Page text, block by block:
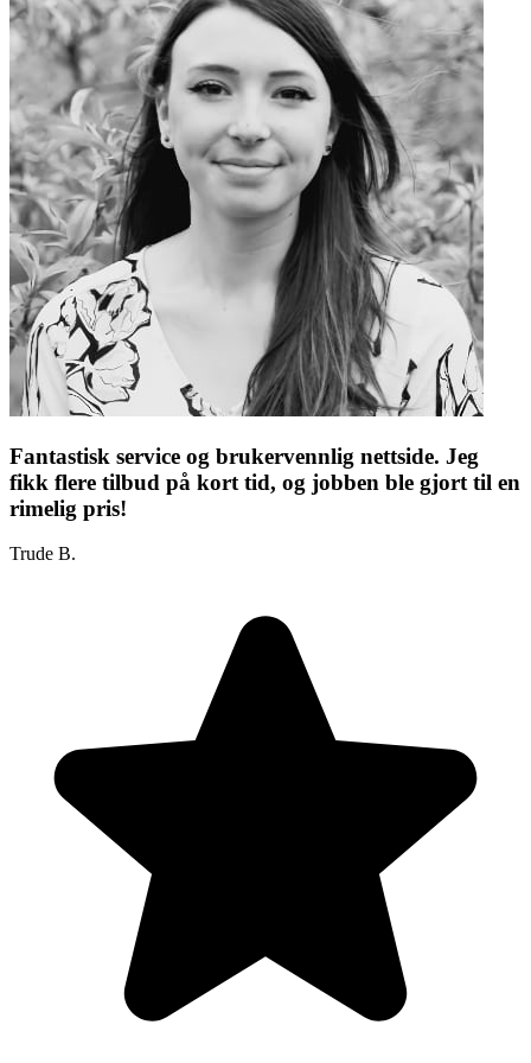
Fantastisk service og brukervennlig nettside. Jeg
fikk flere tilbud på kort tid, og jobben ble gjort til en
rimelig pris!
Trude B.